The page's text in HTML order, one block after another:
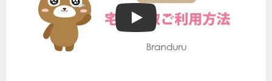
ブランドゥールの宅配買取ご利用方法